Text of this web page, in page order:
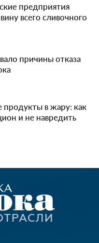
предприятия
всего сливочного
причины отказа
в жару: как
и не навредить